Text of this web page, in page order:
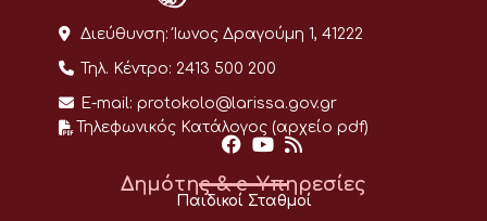
Διεύθυνση: Ίωνος Δραγούμη 1, 41222
Τηλ. Κέντρο: 2413 500 200
E-mail: protokolo@larissa.gov.gr
Τηλεφωνικός Κατάλογος (αρχείο pdf)
Δημότης & e-Υπηρεσίες
Παιδικοί Σταθμοί